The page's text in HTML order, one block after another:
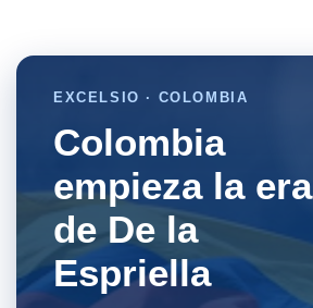
EXCELSIO · COLOMBIA
Colombia
empieza la era
de De la
Espriella